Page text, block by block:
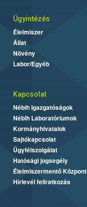
Ügyintézés
Élelmiszer
Állat
Növény
Labor/Egyéb
Kapcsolat
Nébih Igazgatóságok
Nébih Laboratóriumok
Kormányhivatalok
Sajtókapcsolat
Ügyfélszolgálat
Hatósági jogsegély
Élelmiszermentő Központ
Hírlevél feliratkozás